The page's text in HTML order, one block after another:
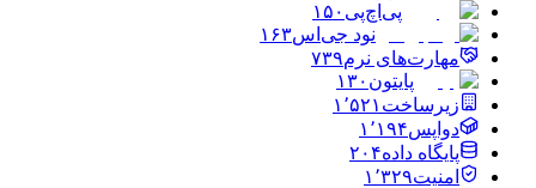
پی‌اچ‌پی ۱۵۰
نود جی‌اس۱۶۳
مهارت‌های نرم۷۳۹
پایتون ۱۳۰
زیرساخت ۱٬۵۲۱
دواپس۱٬۱۹۴
پایگاه داده۲۰۴
امنیت۱٬۳۲۹